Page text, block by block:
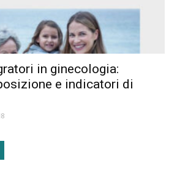
in ginecologia:
e indicatori di